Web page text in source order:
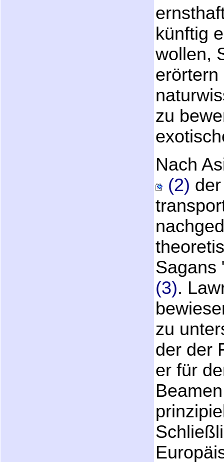
künftig
wollen,
erörtern
zu
Nach
(2)
Sagans
(3).
zu
der der
er für